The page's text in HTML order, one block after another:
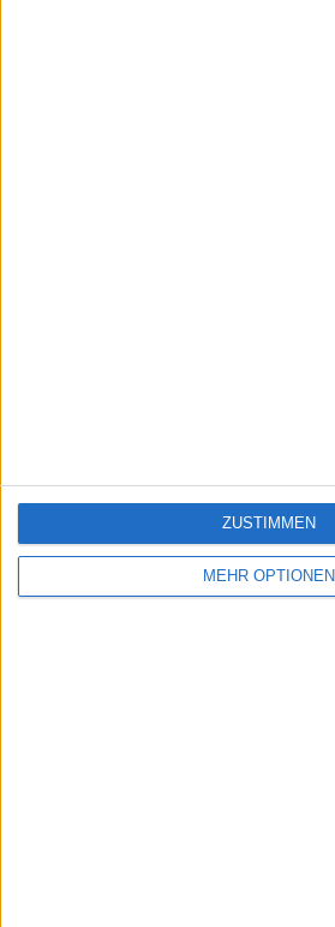
MEHR OPTIONEN
ZUSTIMMEN